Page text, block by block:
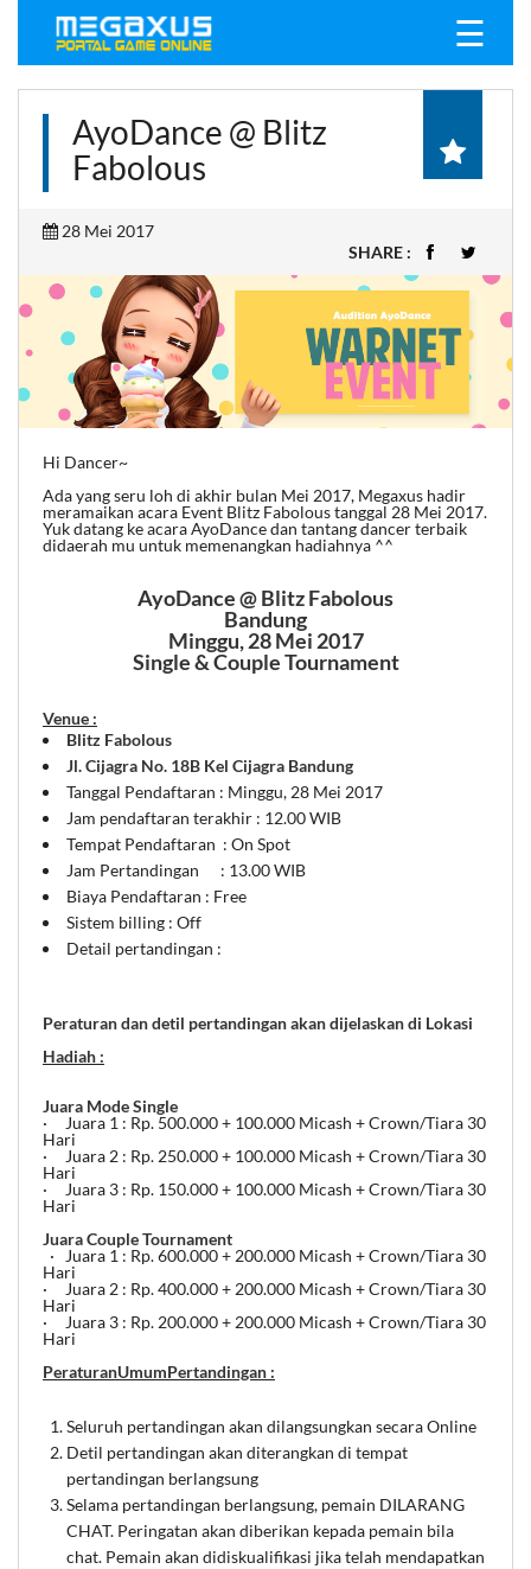
☰
AyoDance @ Blitz
Fabolous
28 Mei 2017
SHARE :
Hi Dancer~
Ada yang seru loh di akhir bulan Mei 2017, Megaxus hadir
meramaikan acara Event Blitz Fabolous tanggal 28 Mei 2017.
Yuk datang ke acara AyoDance dan tantang dancer terbaik
didaerah mu untuk memenangkan hadiahnya ^^
AyoDance @ Blitz Fabolous
Bandung
Minggu, 28 Mei 2017
Single & Couple Tournament
Venue :
Blitz Fabolous
Jl. Cijagra No. 18B Kel Cijagra Bandung
Tanggal Pendaftaran : Minggu, 28 Mei 2017
Jam pendaftaran terakhir : 12.00 WIB
Tempat Pendaftaran : On Spot
Jam Pertandingan : 13.00 WIB
Biaya Pendaftaran : Free
Sistem billing : Off
Detail pertandingan :
Peraturan dan detil pertandingan akan dijelaskan di Lokasi
Hadiah :
Juara Mode Single
· Juara 1 : Rp. 500.000 + 100.000 Micash + Crown/Tiara 30
Hari
· Juara 2 : Rp. 250.000 + 100.000 Micash + Crown/Tiara 30
Hari
· Juara 3 : Rp. 150.000 + 100.000 Micash + Crown/Tiara 30
Hari
Juara Couple Tournament
· Juara 1 : Rp. 600.000 + 200.000 Micash + Crown/Tiara 30
Hari
· Juara 2 : Rp. 400.000 + 200.000 Micash + Crown/Tiara 30
Hari
· Juara 3 : Rp. 200.000 + 200.000 Micash + Crown/Tiara 30
Hari
PeraturanUmumPertandingan :
Seluruh pertandingan akan dilangsungkan secara Online
Detil pertandingan akan diterangkan di tempat
pertandingan berlangsung
Selama pertandingan berlangsung, pemain DILARANG
CHAT. Peringatan akan diberikan kepada pemain bila
chat. Pemain akan didiskualifikasi jika telah mendapatkan